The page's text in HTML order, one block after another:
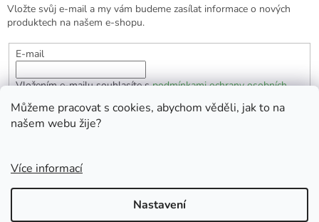
Můžeme pracovat s cookies, abychom věděli, jak to na
našem webu žije?
Více informací
Nastavení
Vložte svůj e-mail a my vám budeme zasílat informace o nových
produktech na našem e-shopu.
E-mail
Vložením e-mailu souhlasíte spodmínkami ochrany osobních
údajů
PŘIHLÁSIT SE